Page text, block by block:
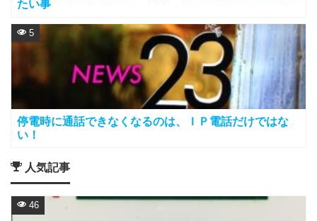
たい事
停電時に通話できなくなるのは、ＩＰ電話だけではな
い！
5
人気記事
46